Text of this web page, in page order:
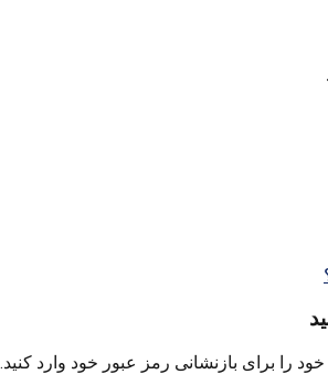
را برای بازنشانی رمز عبور خود وارد کنید.